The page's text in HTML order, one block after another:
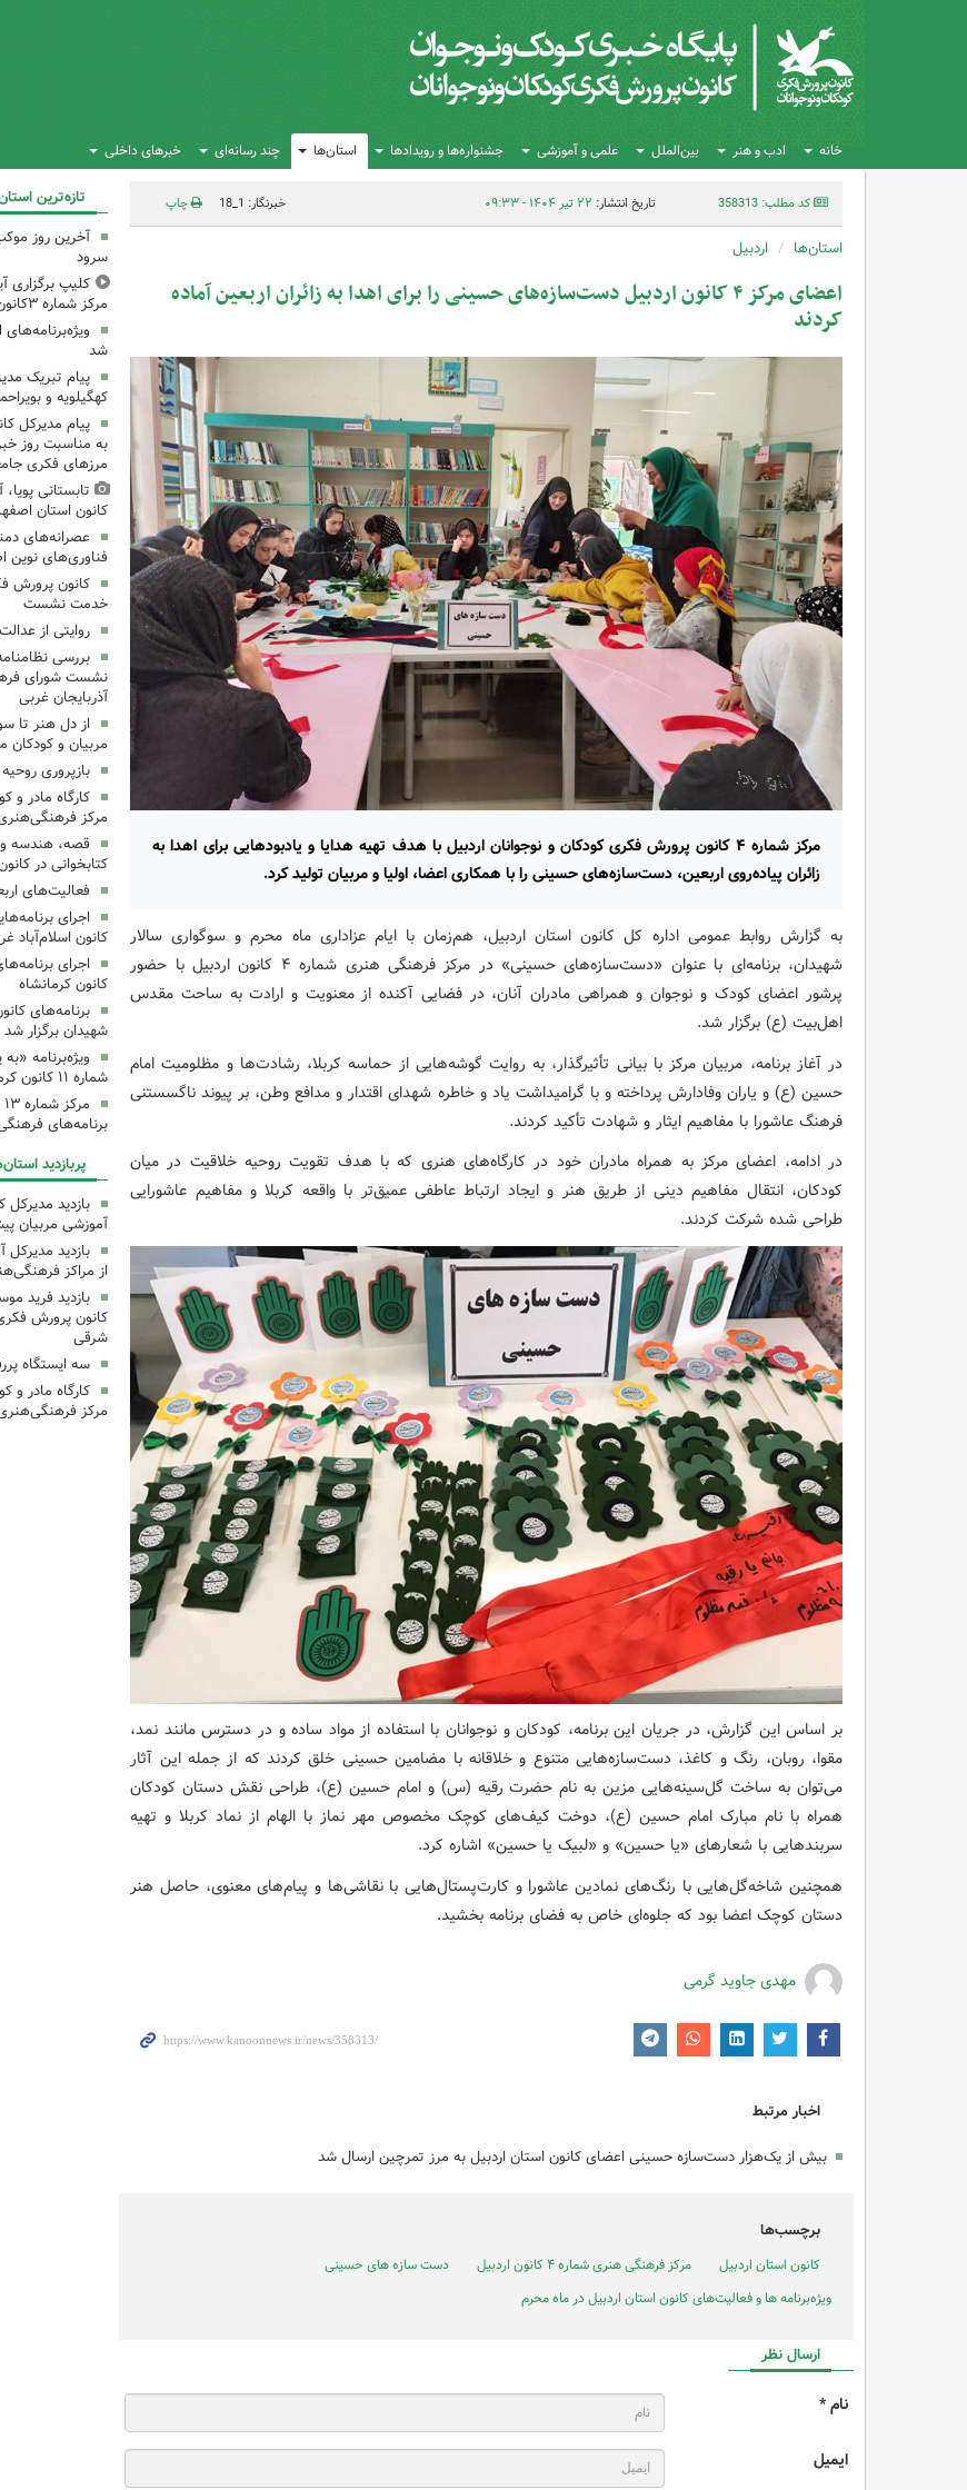
خانه ادب و هنر بین‌الملل علمی و آموزشی جشنواره‌ها و رویدادها استان‌ها چند رسانه‌ای خبرهای داخلی
کد مطلب: 358313 تاریخ انتشار: ۲۲ تیر ۱۴۰۴ - ۰۹:۳۳ خبرنگار: 1_18 چاپ
استان‌ها اردبیل
اعضای مرکز ۴ کانون اردبیل دست‌سازه‌های حسینی را برای اهدا به زائران اربعین آماده
کردند
مرکز شماره ۴ کانون پرورش فکری کودکان و نوجوانان اردبیل با هدف تهیه هدایا و یادبودهایی برای اهدا به
زائران پیاده‌روی اربعین، دست‌سازه‌های حسینی را با همکاری اعضا، اولیا و مربیان تولید کرد.
به گزارش روابط عمومی اداره کل کانون استان اردبیل، هم‌زمان با ایام عزاداری ماه محرم و سوگواری سالار
شهیدان، برنامه‌ای با عنوان «دست‌سازه‌های حسینی» در مرکز فرهنگی هنری شماره ۴ کانون اردبیل با حضور
پرشور اعضای کودک و نوجوان و همراهی مادران آنان، در فضایی آکنده از معنویت و ارادت به ساحت مقدس
اهل‌بیت (ع) برگزار شد.
در آغاز برنامه، مربیان مرکز با بیانی تأثیرگذار، به روایت گوشه‌هایی از حماسه کربلا، رشادت‌ها و مظلومیت امام
حسین (ع) و یاران وفادارش پرداخته و با گرامیداشت یاد و خاطره شهدای اقتدار و مدافع وطن، بر پیوند ناگسستنی
فرهنگ عاشورا با مفاهیم ایثار و شهادت تأکید کردند.
در ادامه، اعضای مرکز به همراه مادران خود در کارگاه‌های هنری که با هدف تقویت روحیه خلاقیت در میان
کودکان، انتقال مفاهیم دینی از طریق هنر و ایجاد ارتباط عاطفی عمیق‌تر با واقعه کربلا و مفاهیم عاشورایی
طراحی شده شرکت کردند.
بر اساس این گزارش، در جریان این برنامه، کودکان و نوجوانان با استفاده از مواد ساده و در دسترس مانند نمد،
مقوا، روبان، رنگ و کاغذ، دست‌سازه‌هایی متنوع و خلاقانه با مضامین حسینی خلق کردند که از جمله این آثار
می‌توان به ساخت گل‌سینه‌هایی مزین به نام حضرت رقیه (س) و امام حسین (ع)، طراحی نقش دستان کودکان
همراه با نام مبارک امام حسین (ع)، دوخت کیف‌های کوچک مخصوص مهر نماز با الهام از نماد کربلا و تهیه
سربندهایی با شعارهای «یا حسین» و «لبیک یا حسین» اشاره کرد.
همچنین شاخه‌گل‌هایی با رنگ‌های نمادین عاشورا و کارت‌پستال‌هایی با نقاشی‌ها و پیام‌های معنوی، حاصل هنر
دستان کوچک اعضا بود که جلوه‌ای خاص به فضای برنامه بخشید.
مهدی جاوید گرمی
اخبار مرتبط
بیش از یک‌هزار دست‌سازه حسینی اعضای کانون استان اردبیل به مرز تمرچین ارسال شد
برچسب‌ها
کانون استان اردبیل مرکز فرهنگی هنری شماره ۴ کانون اردبیل
دست سازه های حسینی
ویژه‌برنامه ها و فعالیت‌های کانون استان اردبیل در ماه محرم
ارسال نظر
نام *
ایمیل
تازه‌ترین
آخرین روز
سرود
کلیپ برگزاری
مرکز شماره ۳کانون کرمانشاه
شد
پیام تبریک
کهگیلویه و
پیام مدیرکل
به مناسبت روز
مرزهای فکری
تابستانی
کانون استان
عصرانه‌های
فناوری‌های نوین
کانون پرورش
خدمت نشست
روایتی از
بررسی
نشست شورای
آذربایجان غربی
از دل هنر تا
مربیان و کودکان
بازپروری
کارگاه مادر
مرکز
قصه، هندسه و
کتابخوانی در
فعالیت‌های
کانون اسلام‌آباد
کانون کرمانشاه
برنامه‌های
شهیدان برگزار شد
ویژه‌برنامه
شماره ۱۱ کانون کرمانشاه برگزار شد
برنامه‌های
پربازدید
بازدید مدیرکل
آموزشی مربیان
بازدید
از مراکز
بازدید فرید
کانون پرورش
شرقی
سه ایستگاه
کارگاه مادر
مرکز